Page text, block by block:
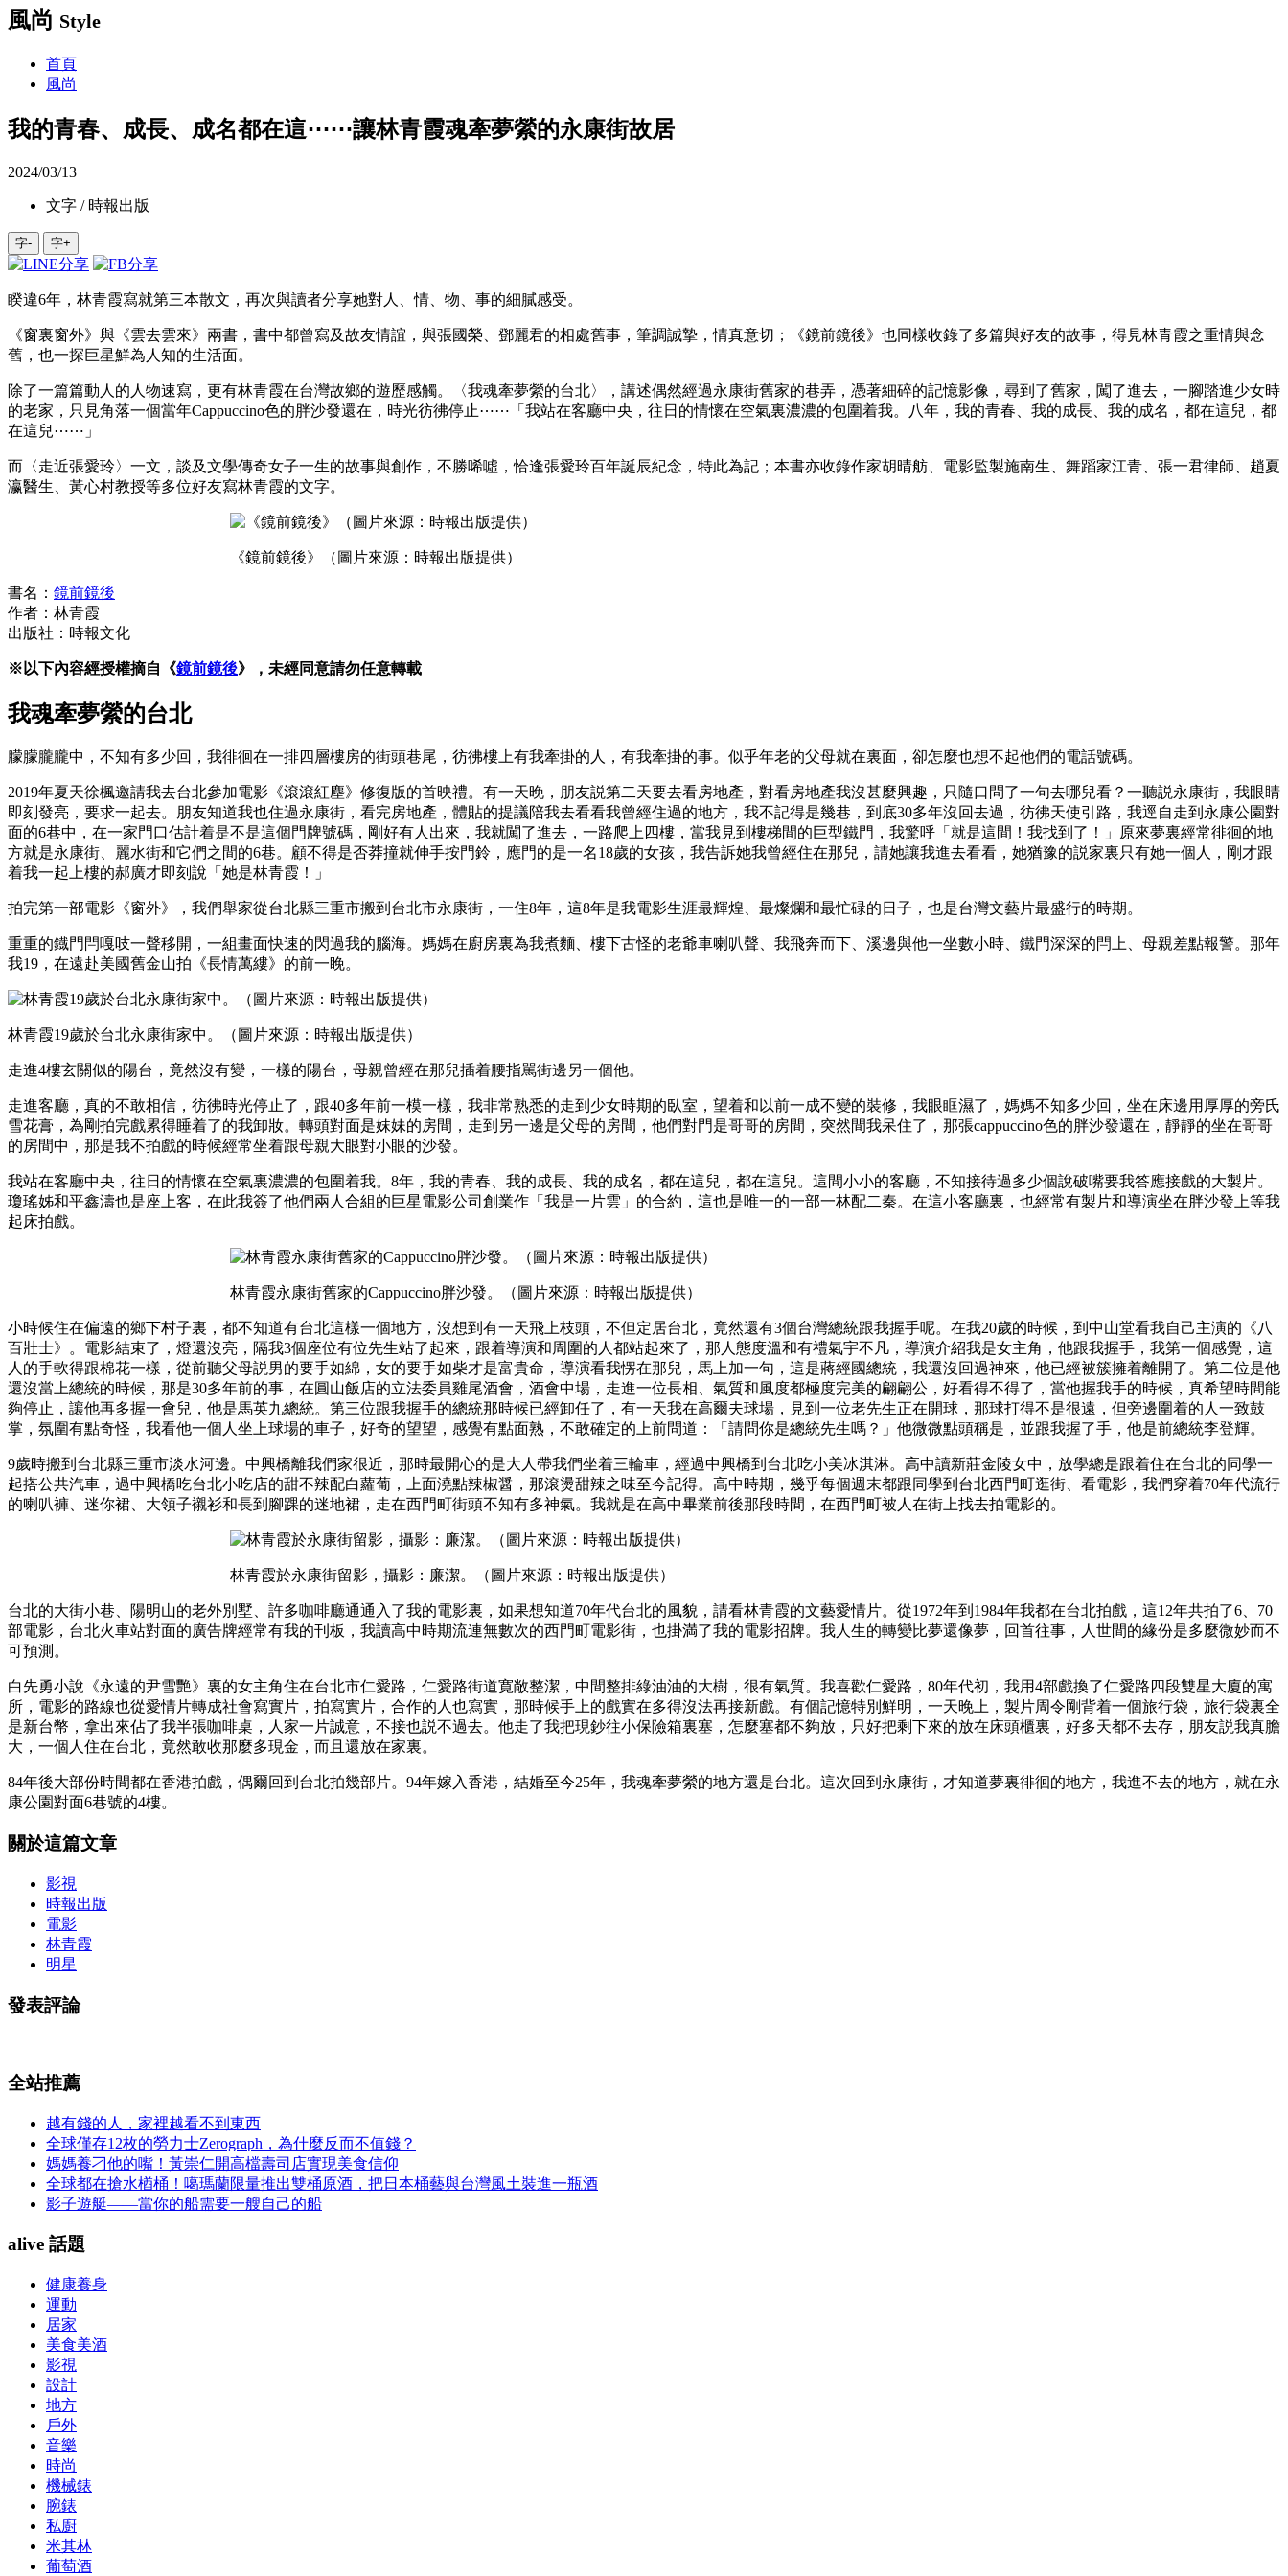
風尚 Style
首頁
風尚
我的青春、成長、成名都在這⋯⋯讓林青霞魂牽夢縈的永康街故居
2024/03/13
文字 / 時報出版
字- 字+
睽違6年，林青霞寫就第三本散文，再次與讀者分享她對人、情、物、事的細膩感受。
《窗裏窗外》與《雲去雲來》兩書，書中都曾寫及故友情誼，與張國榮、鄧麗君的相處舊事，筆調誠摯，情真意切；《鏡前鏡後》也同樣收錄了多篇與好友的故事，得見林青霞之重情與念
舊，也一探巨星鮮為人知的生活面。
除了一篇篇動人的人物速寫，更有林青霞在台灣故鄉的遊歷感觸。〈我魂牽夢縈的台北〉，講述偶然經過永康街舊家的巷弄，憑著細碎的記憶影像，尋到了舊家，闖了進去，一腳踏進少女時
的老家，只見角落一個當年Cappuccino色的胖沙發還在，時光彷彿停止⋯⋯「我站在客廳中央，往日的情懷在空氣裏濃濃的包圍着我。八年，我的青春、我的成長、我的成名，都在這兒，都
在這兒⋯⋯」
而〈走近張愛玲〉一文，談及文學傳奇女子一生的故事與創作，不勝唏噓，恰逢張愛玲百年誕辰紀念，特此為記；本書亦收錄作家胡晴舫、電影監製施南生、舞蹈家江青、張一君律師、趙夏
瀛醫生、黃心村教授等多位好友寫林青霞的文字。
《鏡前鏡後》（圖片來源：時報出版提供）
書名： 鏡前鏡後
作者：林青霞
出版社：時報文化
※以下內容經授權摘自《鏡前鏡後》，未經同意請勿任意轉載
我魂牽夢縈的台北
朦朦朧朧中，不知有多少回，我徘徊在一排四層樓房的街頭巷尾，彷彿樓上有我牽掛的人，有我牽掛的事。似乎年老的父母就在裏面，卻怎麼也想不起他們的電話號碼。
2019年夏天徐楓邀請我去台北參加電影《滾滾紅塵》修復版的首映禮。有一天晚，朋友説第二天要去看房地產，對看房地產我沒甚麼興趣，只隨口問了一句去哪兒看？一聽説永康街，我眼睛
即刻發亮，要求一起去。朋友知道我也住過永康街，看完房地產，體貼的提議陪我去看看我曾經住過的地方，我不記得是幾巷，到底30多年沒回去過，彷彿天使引路，我逕自走到永康公園對
面的6巷中，在一家門口估計着是不是這個門牌號碼，剛好有人出來，我就闖了進去，一路爬上四樓，當我見到樓梯間的巨型鐵門，我驚呼「就是這間！我找到了！」原來夢裏經常徘徊的地
方就是永康街、麗水街和它們之間的6巷。顧不得是否莽撞就伸手按門鈴，應門的是一名18歲的女孩，我告訴她我曾經住在那兒，請她讓我進去看看，她猶豫的説家裏只有她一個人，剛才跟
着我一起上樓的郝廣才即刻說「她是林青霞！」
拍完第一部電影《窗外》，我們舉家從台北縣三重市搬到台北市永康街，一住8年，這8年是我電影生涯最輝煌、最燦爛和最忙碌的日子，也是台灣文藝片最盛行的時期。
重重的鐡門閂嘎吱一聲移開，一組畫面快速的閃過我的腦海。媽媽在廚房裏為我煮麵、樓下古怪的老爺車喇叭聲、我飛奔而下、溪邊與他一坐數小時、鐵門深深的閂上、母親差點報警。那年
我19，在遠赴美國舊金山拍《長情萬縷》的前一睌。
林青霞19歲於台北永康街家中。（圖片來源：時報出版提供）
走進4樓玄關似的陽台，竟然沒有變，一樣的陽台，母親曾經在那兒插着腰指駡街邊另一個他。
走進客廳，真的不敢相信，彷彿時光停止了，跟40多年前一模一樣，我非常熟悉的走到少女時期的臥室，望着和以前一成不變的裝修，我眼眶濕了，媽媽不知多少回，坐在床邊用厚厚的旁氏
雪花膏，為剛拍完戲累得睡着了的我卸妝。轉頭對面是妺妹的房間，走到另一邊是父母的房間，他們對門是哥哥的房間，突然間我呆住了，那張cappuccino色的胖沙發還在，靜靜的坐在哥哥
的房間中，那是我不拍戲的時候經常坐着跟母親大眼對小眼的沙發。
我站在客廳中央，往日的情懷在空氣裏濃濃的包圍着我。8年，我的青春、我的成長、我的成名，都在這兒，都在這兒。這間小小的客廳，不知接待過多少個說破嘴要我答應接戲的大製片。
瓊瑤姊和平鑫濤也是座上客，在此我簽了他們兩人合組的巨星電影公司創業作「我是一片雲」的合約，這也是唯一的一部一林配二秦。在這小客廳裏，也經常有製片和導演坐在胖沙發上等我
起床拍戲。
林青霞永康街舊家的Cappuccino胖沙發。（圖片來源：時報出版提供）
小時候住在偏遠的鄉下村子裏，都不知道有台北這樣一個地方，沒想到有一天飛上枝頭，不但定居台北，竟然還有3個台灣總統跟我握手呢。在我20歲的時候，到中山堂看我自己主演的《八
百壯士》。電影結束了，燈還沒亮，隔我3個座位有位先生站了起來，跟着導演和周圍的人都站起來了，那人態度溫和有禮氣宇不凡，導演介紹我是女主角，他跟我握手，我第一個感覺，這
人的手軟得跟棉花一樣，從前聽父母説男的要手如綿，女的要手如柴才是富貴命，導演看我愣在那兒，馬上加一句，這是蔣經國總統，我還沒回過神來，他已經被簇擁着離開了。第二位是他
還沒當上總統的時候，那是30多年前的事，在圓山飯店的立法委員雞尾酒會，酒會中場，走進一位長相、氣質和風度都極度完美的翩翩公，好看得不得了，當他握我手的時候，真希望時間能
夠停止，讓他再多握一會兒，他是馬英九總統。第三位跟我握手的總統那時候已經卸任了，有一天我在高爾夫球場，見到一位老先生正在開球，那球打得不是很遠，但旁邊圍着的人一致鼓
掌，氛圍有點奇怪，我看他一個人坐上球場的車子，好奇的望望，感覺有點面熟，不敢確定的上前問道：「請問你是總統先生嗎？」他微微點頭稱是，並跟我握了手，他是前總統李登輝。
9歲時搬到台北縣三重市淡水河邊。中興橋離我們家很近，那時最開心的是大人帶我們坐着三輪車，經過中興橋到台北吃小美冰淇淋。高中讀新莊金陵女中，放學總是跟着住在台北的同學一
起搭公共汽車，過中興橋吃台北小吃店的甜不辣配白蘿葡，上面澆點辣椒醤，那滾燙甜辣之味至今記得。高中時期，幾乎每個週末都跟同學到台北西門町逛街、看電影，我們穿着70年代流行
的喇叭褲、迷你裙、大領子襯衫和長到腳踝的迷地裙，走在西門町街頭不知有多神氣。我就是在高中畢業前後那段時間，在西門町被人在街上找去拍電影的。
林青霞於永康街留影，攝影：廉潔。（圖片來源：時報出版提供）
台北的大街小巷、陽明山的老外別墅、許多咖啡廳通通入了我的電影裏，如果想知道70年代台北的風貌，請看林青霞的文藝愛情片。從1972年到1984年我都在台北拍戲，這12年共拍了6、70
部電影，台北火車站對面的廣告牌經常有我的刊板，我讀高中時期流連無數次的西門町電影街，也掛満了我的電影招牌。我人生的轉變比夢還像夢，回首往事，人世間的緣份是多麼微妙而不
可預測。
白先勇小說《永遠的尹雪艷》裏的女主角住在台北市仁愛路，仁愛路街道寛敞整潔，中間整排綠油油的大樹，很有氣質。我喜歡仁愛路，80年代初，我用4部戲換了仁愛路四段雙星大廈的寓
所，電影的路線也從愛情片轉成社會寫實片，拍寫實片，合作的人也寫實，那時候手上的戲實在多得沒法再接新戲。有個記憶特別鮮明，一天晚上，製片周令剛背着一個旅行袋，旅行袋裏全
是新台幣，拿出來佔了我半張咖啡桌，人家一片誠意，不接也説不過去。他走了我把現鈔往小保險箱裏塞，怎麼塞都不夠放，只好把剩下來的放在床頭櫃裏，好多天都不去存，朋友説我真膽
大，一個人住在台北，竟然敢收那麼多現金，而且還放在家裏。
84年後大部份時間都在香港拍戲，偶爾回到台北拍幾部片。94年嫁入香港，結婚至今25年，我魂牽夢縈的地方還是台北。這次回到永康街，才知道夢裏徘徊的地方，我進不去的地方，就在永
康公園對面6巷號的4樓。
關於這篇文章
影視
時報出版
電影
林青霞
明星
發表評論
全站推薦
越有錢的人，家裡越看不到東西
全球僅存12枚的勞力士Zerograph，為什麼反而不值錢？
媽媽養刁他的嘴！黃崇仁開高檔壽司店實現美食信仰
全球都在搶水楢桶！噶瑪蘭限量推出雙桶原酒，把日本桶藝與台灣風土裝進一瓶酒
影子遊艇——當你的船需要一艘自己的船
alive 話題
健康養身
運動
居家
美食美酒
影視
設計
地方
戶外
音樂
時尚
機械錶
腕錶
私廚
米其林
葡萄酒